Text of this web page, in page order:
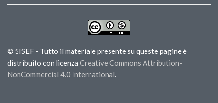
© SISEF - Tutto il materiale presente su queste pagine è
distribuito con licenza Creative Commons Attribution-
NonCommercial 4.0 International.